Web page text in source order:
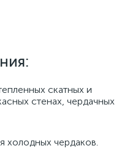
скатных и
стенах, чердачных
холодных чердаков.